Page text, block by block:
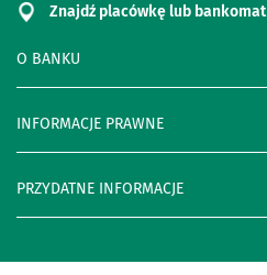
O BANKU
INFORMACJE PRAWNE
PRZYDATNE INFORMACJE
Znajdź placówkę lub bankomat